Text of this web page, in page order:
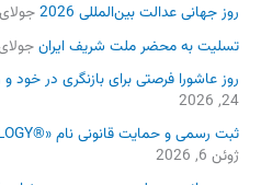
روز جهانی عدالت بین‌المللی 2026
جولای 17, 2026
تسلیت به محضر ملت شریف ایرانجولای 16,
روز عاشورا فرصتی برای بازنگری در
24, 2026
ثبت رسمی و حمایت قانونی نام «®PSYMENTOLOGY» در اتحادیه اروپا
ژوئن 6, 2026